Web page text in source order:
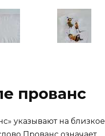
прованс
указывают на близкое
Прованс означает